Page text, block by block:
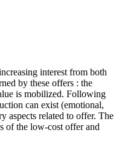
interest from both
by these offers : the
is mobilized. Following
can exist (emotional,
aspects related to offer. The
of the low-cost offer and